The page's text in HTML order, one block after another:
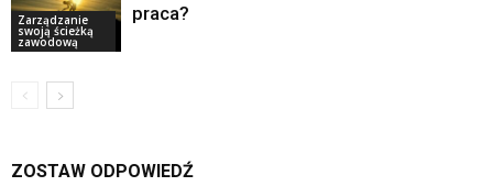
Zarządzanie
swoją ścieżką
zawodową
praca?
ZOSTAW ODPOWIEDŹ